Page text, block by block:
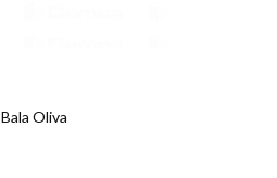
Bala Oliva